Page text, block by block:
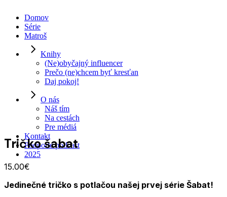
Domov
Série
Matroš
Knihy
(Ne)obyčajný influencer
Prečo (ne)chcem byť kresťan
Daj pokoj!
O nás
Náš tím
Na cestách
Pre médiá
Kontakt
Podporte podcast
2025
Tričko šabat
15.00€
Jedinečné tričko s potlačou našej prvej série Šabat!